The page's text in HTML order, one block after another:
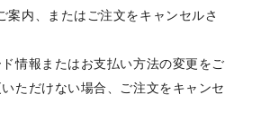
案内、またはご注文をキャンセルさ
情報またはお支払い方法の変更をご
ただけない場合、ご注文をキャンセ